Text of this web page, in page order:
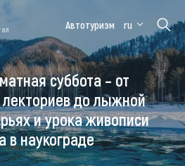
Медицинский
форум
Алтайская
зимовка
Автотуризм ru
суббота – от
лекториев до лыжной
и урока живописи
в наукограде